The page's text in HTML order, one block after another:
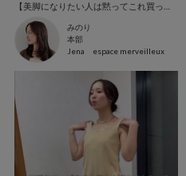
みのり
本部
Jena espace merveilleux